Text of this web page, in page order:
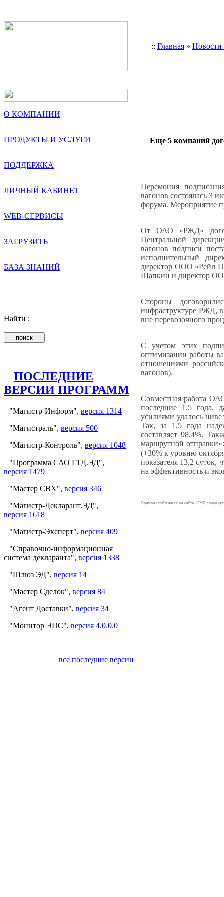
:: Главная »
О КОМПАНИИ
ПРОДУКТЫ И УСЛУГИ
ПОДДЕРЖКА
ЛИЧНЫЙ КАБИНЕТ
WEB-СЕРВИСЫ
ЗАГРУЗИТЬ
БАЗА ЗНАНИЙ
Найти :
ПОСЛЕДНИЕ
ВЕРСИИ ПРОГРАММ
"Магистр-Информ", версия 1314
"Магистраль", версия 500
"Магистр-Контроль", версия 1048
"Программа САО ГТД.ЭД",
версия 1479
"Мастер СВХ", версия 346
"Магистр-Декларант.ЭД",
версия 1618
"Магистр-Эксперт", версия 409
"Справочно-информационная
система декларанта", версия 1338
"Шлюз ЭД", версия 14
"Мастер Сделок", версия 84
"Агент Доставки", версия 34
"Монитор ЭПС", версия 4.0.0.0
все последние версии
Еще 5 компаний
Церемония
вагонов состоялась 3
форума. Мероприятие
От ОАО «РЖД»
Центральной
вагонов подписи
исполнительный
директор ООО «Рейл
Шапкин и директор
Стороны
инфраструктуре РЖД,
вне перевозочного
С учетом этих
оптимизации работы
отношениями
вагонов).
Совместная работа
последние 1,5 года,
усилиями удалось
Так, за 1,5 года
составляет 98,4%.
маршрутной отправки»:
(+30% к уровню
показателя 13,2 суток,
на эффективность и
Оригинал публикации на сайте «РЖД-